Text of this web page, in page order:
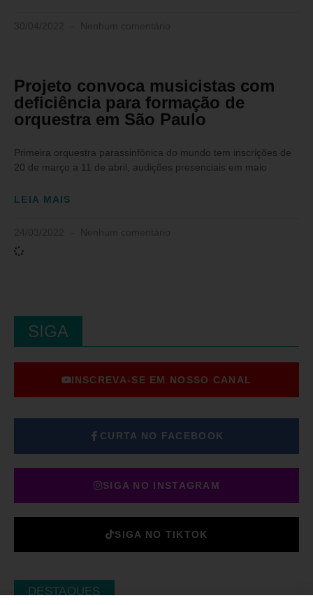
Projeto convoca musicistas com
deficiência para formação de
orquestra em São Paulo
Primeira orquestra parassinfônica do mundo tem inscrições de
20 de março a 11 de abril, audições presenciais em maio
LEIA MAIS
SIGA
INSCREVA-SE EM NOSSO CANAL
CURTA NO FACEBOOK
SIGA NO INSTAGRAM
SIGA NO TIKTOK
DESTAQUES